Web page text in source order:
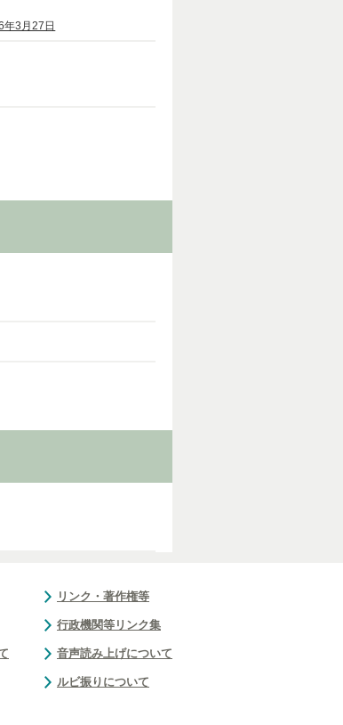
年3月27日
リンク・著作権等
行政機関等リンク集
音声読み上げについて
ルビ振りについて